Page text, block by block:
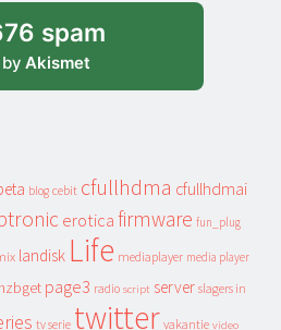
spam
Akismet
blog cebit cfullhdma cfullhdmai
erotica firmware fun_plug
landisk Life mediaplayer media player
nzbget page3 radio script server slagers in
tv serie twitter vakantie video